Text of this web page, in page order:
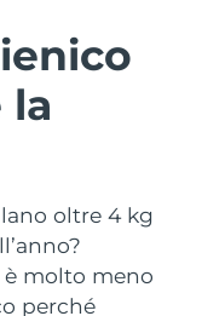
la
oltre 4 kg
è molto meno
perché
orale
stimata
stimata
stimata 8/14/26
stimata8/11/26